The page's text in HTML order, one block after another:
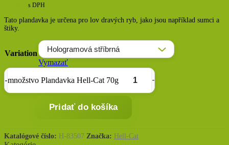
s DPH
Tato plandavka je určena pro lov dravých ryb, jako jsou například sumci a
štiky.
Variation
Vymazať
množstvo Plandavka Hell-Cat 70g
Pridať do košíka
Katalógové číslo: H-83507 Značka: Hell-Cat